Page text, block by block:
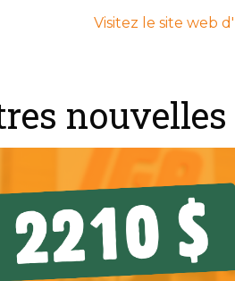
Visitez le site web
nouvelles